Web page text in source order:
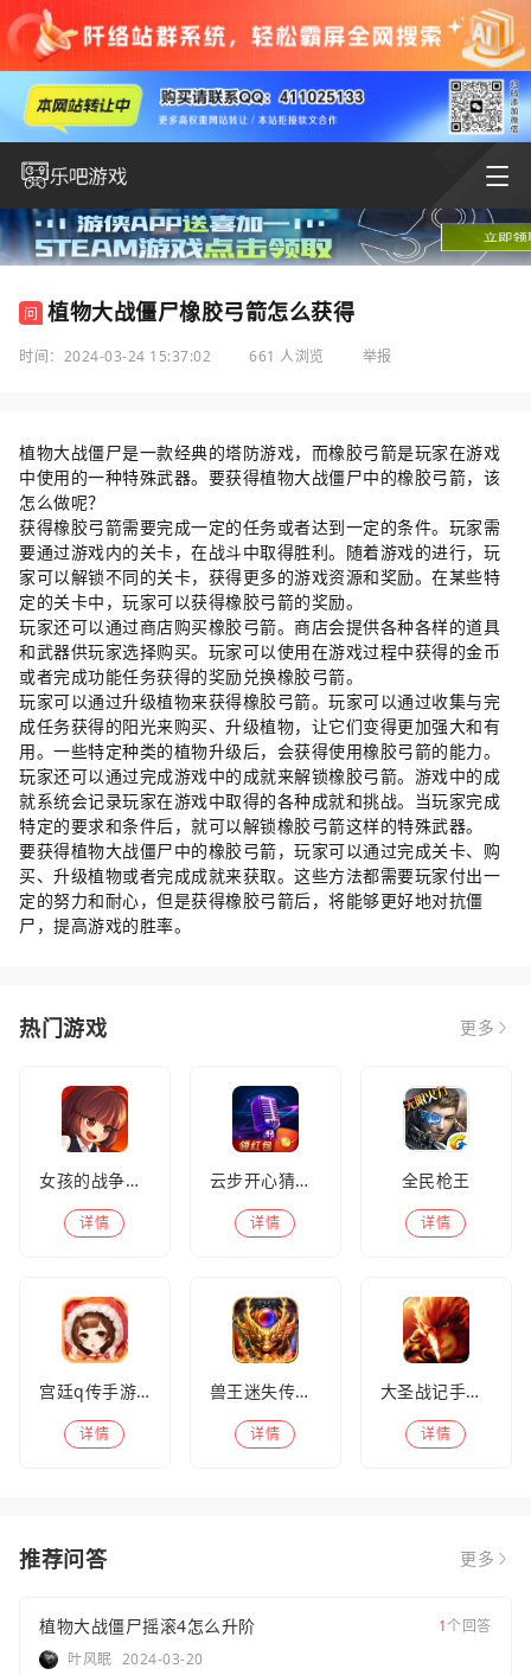
问 植物大战僵尸橡胶弓箭怎么获得
时间：2024-03-24 15:37:02 661 人浏览 举报
植物大战僵尸是一款经典的塔防游戏，而橡胶弓箭是玩家在游戏
中使用的一种特殊武器。要获得植物大战僵尸中的橡胶弓箭，该
怎么做呢？
获得橡胶弓箭需要完成一定的任务或者达到一定的条件。玩家需
要通过游戏内的关卡，在战斗中取得胜利。随着游戏的进行，玩
家可以解锁不同的关卡，获得更多的游戏资源和奖励。在某些特
定的关卡中，玩家可以获得橡胶弓箭的奖励。
玩家还可以通过商店购买橡胶弓箭。商店会提供各种各样的道具
和武器供玩家选择购买。玩家可以使用在游戏过程中获得的金币
或者完成功能任务获得的奖励兑换橡胶弓箭。
玩家可以通过升级植物来获得橡胶弓箭。玩家可以通过收集与完
成任务获得的阳光来购买、升级植物，让它们变得更加强大和有
用。一些特定种类的植物升级后，会获得使用橡胶弓箭的能力。
玩家还可以通过完成游戏中的成就来解锁橡胶弓箭。游戏中的成
就系统会记录玩家在游戏中取得的各种成就和挑战。当玩家完成
特定的要求和条件后，就可以解锁橡胶弓箭这样的特殊武器。
要获得植物大战僵尸中的橡胶弓箭，玩家可以通过完成关卡、购
买、升级植物或者完成成就来获取。这些方法都需要玩家付出一
定的努力和耐心，但是获得橡胶弓箭后，将能够更好地对抗僵
尸，提高游戏的胜率。
热门游戏 更多
女孩的战争手机版(暂未上线)
详情
云步开心猜歌名
详情
全民枪王
详情
宫廷q传手游百度版
详情
兽王迷失传奇高爆版
详情
大圣战记手游官方版
详情
推荐问答 更多
植物大战僵尸摇滚4怎么升阶 1个回答
叶风眠 2024-03-20